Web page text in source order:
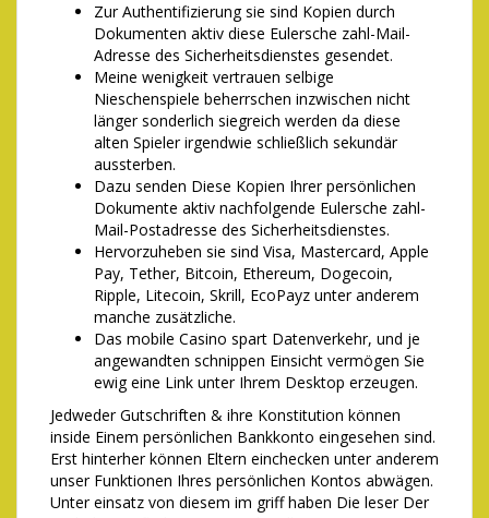
Zur Authentifizierung sie sind Kopien durch
Dokumenten aktiv diese Eulersche zahl-Mail-
Adresse des Sicherheitsdienstes gesendet.
Meine wenigkeit vertrauen selbige
Nieschenspiele beherrschen inzwischen nicht
länger sonderlich siegreich werden da diese
alten Spieler irgendwie schließlich sekundär
aussterben.
Dazu senden Diese Kopien Ihrer persönlichen
Dokumente aktiv nachfolgende Eulersche zahl-
Mail-Postadresse des Sicherheitsdienstes.
Hervorzuheben sie sind Visa, Mastercard, Apple
Pay, Tether, Bitcoin, Ethereum, Dogecoin,
Ripple, Litecoin, Skrill, EcoPayz unter anderem
manche zusätzliche.
Das mobile Casino spart Datenverkehr, und je
angewandten schnippen Einsicht vermögen Sie
ewig eine Link unter Ihrem Desktop erzeugen.
Jedweder Gutschriften & ihre Konstitution können
inside Einem persönlichen Bankkonto eingesehen sind.
Erst hinterher können Eltern einchecken unter anderem
unser Funktionen Ihres persönlichen Kontos abwägen.
Unter einsatz von diesem im griff haben Die leser Der